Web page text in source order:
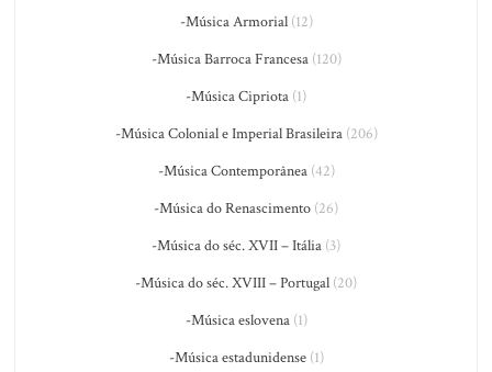
-Música Armorial(12)
-Música Barroca Francesa(120)
-Música Cipriota (1)
-Música Colonial e Imperial Brasileira(206)
-Música Contemporânea(42)
-Música do Renascimento (26)
-Música do séc. XVII – Itália (3)
-Música do séc. XVIII – Portugal (20)
-Música eslovena(1)
-Música estadunidense(1)